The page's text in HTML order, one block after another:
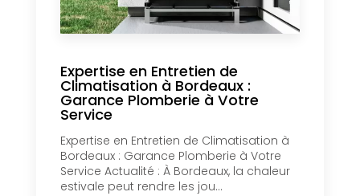
Expertise en Entretien de
Climatisation à Bordeaux :
Garance Plomberie à Votre
Service
Expertise en Entretien de Climatisation à
Bordeaux : Garance Plomberie à Votre
Service Actualité : À Bordeaux, la chaleur
estivale peut rendre les jou...